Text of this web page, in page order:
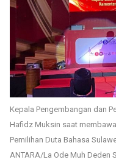
Kepala Pengembangan dan
Hafidz Muksin saat
Pemilihan Duta Bahasa
ANTARA/La Ode Muh Deden